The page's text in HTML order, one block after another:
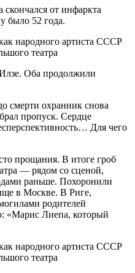
от инфаркта
было 52 года.
Оба продолжили
смерти охранник снова
пропуск. Сердце
Для чего
прощания. В итоге гроб
— рядом со сценой,
раньше. Похоронили
в Москве. В Риге,
родителей
«Марис Лиепа, который